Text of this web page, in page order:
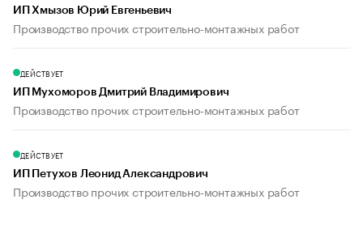
ИП Хмызов Юрий Евгеньевич
Производство прочих строительно-монтажных работ
ДЕЙСТВУЕТ
ИП Мухоморов Дмитрий Владимирович
Производство прочих строительно-монтажных работ
ДЕЙСТВУЕТ
ИП Петухов Леонид Александрович
Производство прочих строительно-монтажных работ